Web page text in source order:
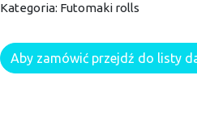
Kategoria: Futomaki rolls
Aby zamówić przejdź do listy